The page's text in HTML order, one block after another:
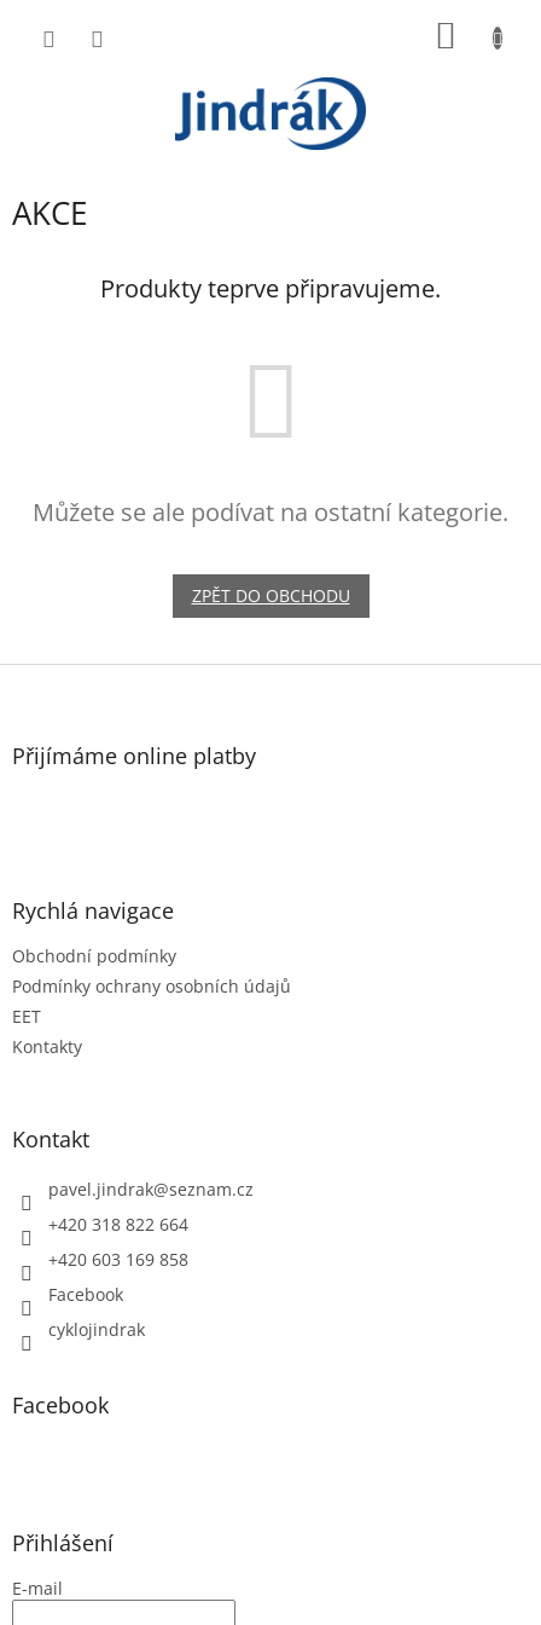
AKCE
Produkty teprve připravujeme.
Můžete se ale podívat na ostatní kategorie.
ZPĚT DO OBCHODU
Z
Přijímáme online platby
Rychlá navigace
Obchodní podmínky
Podmínky ochrany osobních údajů
EET
Kontakty
Kontakt
pavel.jindrak@seznam.cz
+420 318 822 664
+420 603 169 858
Facebook
cyklojindrak
Facebook
Přihlášení
E-mail